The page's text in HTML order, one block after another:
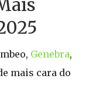
Genebra,
mais cara do